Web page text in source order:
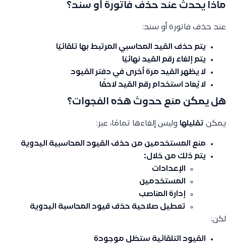
ماذا يحدث عند حذف فاتورة أو سند؟
عند حذف فاتورة أو سند:
يتم حذف القيد المحاسبي المرتبط بها تلقائيًا
يتم إلغاء رقم القيد نهائيًا
لا يظهر القيد مرة أخرى في دفتر القيود
لا يُعاد استخدام رقم القيد لاحقًا
هل يمكن منع حدوث هذه الفجوات؟
يمكن تقليلها وليس إلغاءها تمامًا، عبر:
منع المستخدمين من حذف القيود المحاسبية اليدوية
يتم ذلك من خلال:
الإعدادات
المستخدمين
إدارة المناصب
تعطيل صلاحية حذف قيود المحاسبة اليدوية
لكن:
القيود التلقائية ستظل موجودة